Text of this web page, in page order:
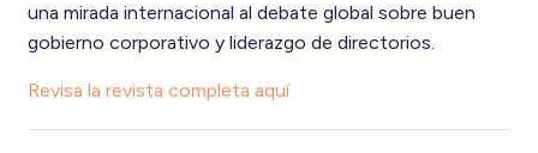
una mirada internacional al debate global sobre buen
gobierno corporativo y liderazgo de directorios.
Revisa la revista completa aquí